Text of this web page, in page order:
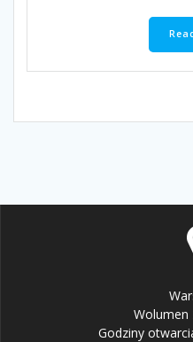
Wolumen
Godziny